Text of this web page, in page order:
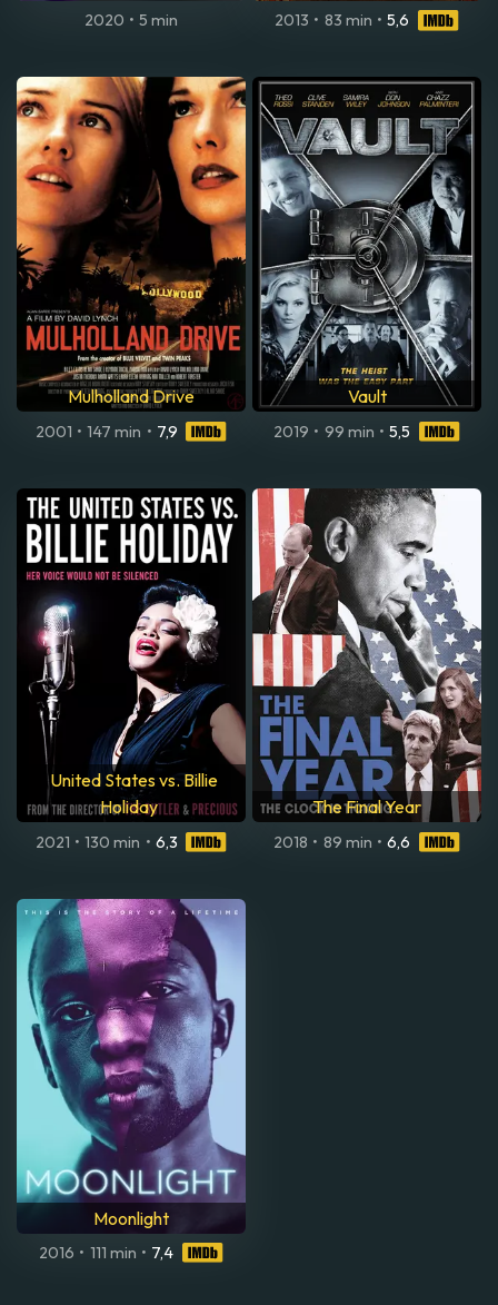
2020 • 5 min 2013 • 83 min • 5,6
Mulholland Drive
2001 • 147 min • 7,9
Vault
2019 • 99 min • 5,5
United States vs. Billie
Holiday
2021 • 130 min • 6,3
The Final Year
2018 • 89 min • 6,6
Moonlight
2016 • 111 min • 7,4